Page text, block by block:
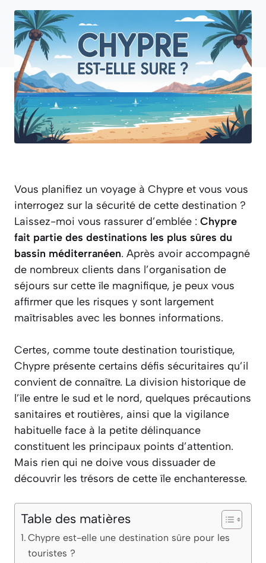
Vous planifiez un voyage à Chypre et vous vous
interrogez sur la sécurité de cette destination ?
Laissez-moi vous rassurer d’emblée : Chypre
fait partie des destinations les plus sûres du
bassin méditerranéen. Après avoir accompagné
de nombreux clients dans l’organisation de
séjours sur cette île magnifique, je peux vous
affirmer que les risques y sont largement
maîtrisables avec les bonnes informations.
Certes, comme toute destination touristique,
Chypre présente certains défis sécuritaires qu’il
convient de connaître. La division historique de
l’île entre le sud et le nord, quelques précautions
sanitaires et routières, ainsi que la vigilance
habituelle face à la petite délinquance
constituent les principaux points d’attention.
Mais rien qui ne doive vous dissuader de
découvrir les trésors de cette île enchanteresse.
Table des matières
Chypre est-elle une destination sûre pour les
touristes ?